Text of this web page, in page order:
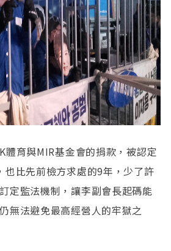
體育與MIR基金會的捐款，被認定
也比先前檢方求處的9年，少了許
定監法機制，讓李副會長起碼能
無法避免最高經營人的牢獄之